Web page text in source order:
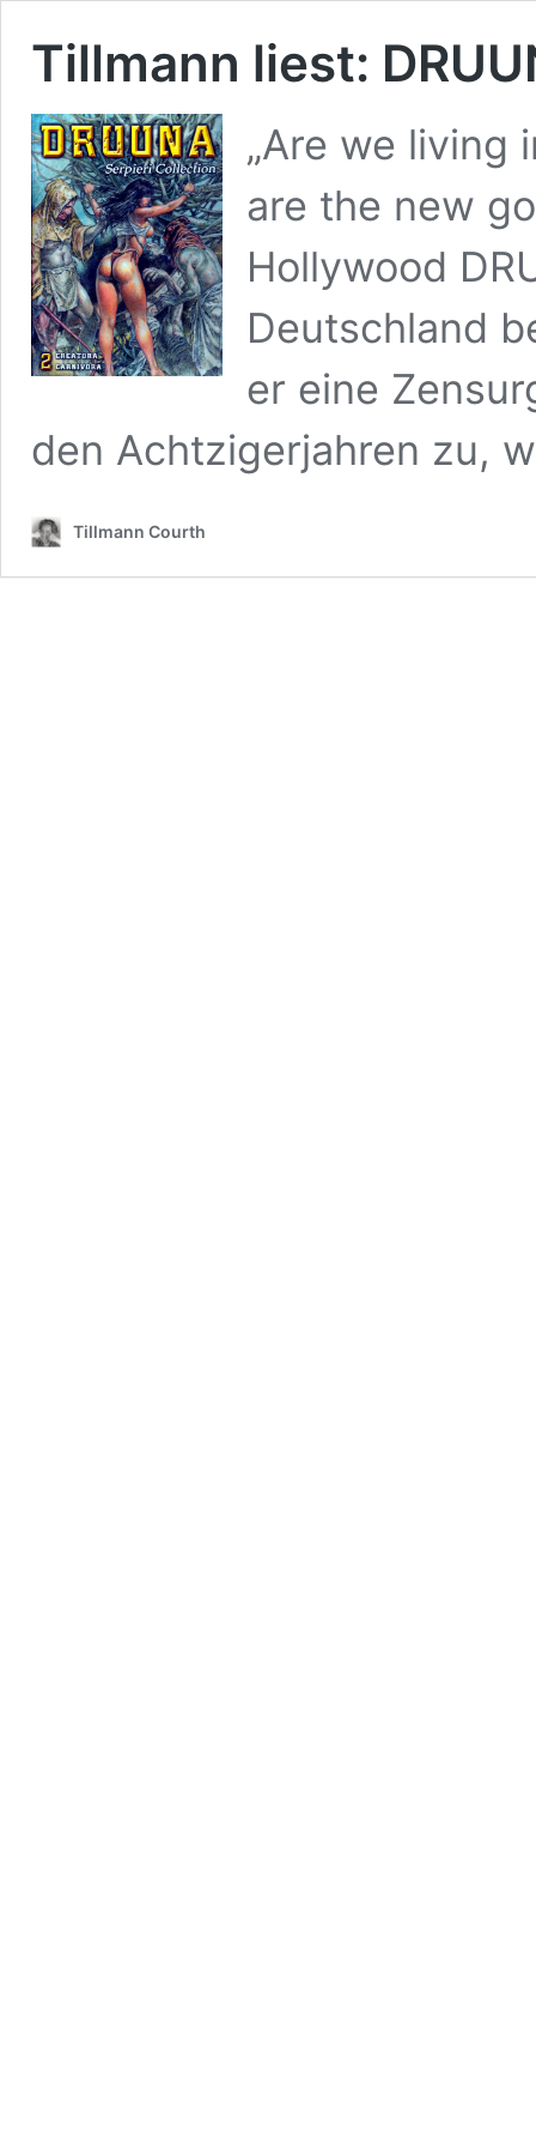
Tillmann liest:
„Are we living
are the new
Hollywood
Deutschland
er eine
den Achtzigerjahren zu,
Tillmann Courth